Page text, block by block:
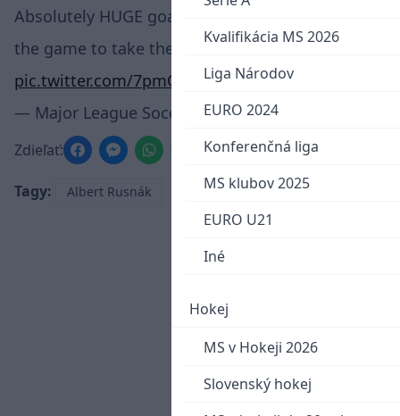
Kvalifikácia MS 2026
Liga Národov
EURO 2024
Konferenčná liga
MS klubov 2025
EURO U21
Iné
Hokej
MS v Hokeji 2026
Slovenský hokej
Absolutely HUGE goal from Albert Rusnak late in
the game to take the lead! Wow.#RSL
pic.twitter.com/7pmO7jHrFa
— Major League Soccer (@MLS)October 28, 2021
Zdieľať:
Tagy: Albert Rusnák